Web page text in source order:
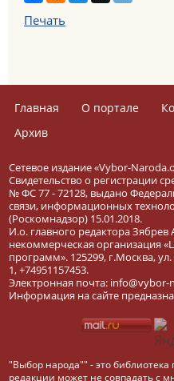
Печать
Главная О портале
Архив
Сетевое издание «Vybor-
Свидетельство о регистрации
№ ФС 77 - 72128, выдано
связи, информационных
(Роскомнадзор) 15.01.2018.
И.о. главного редактора
некоммерческая организация
программ». 125299, г.Москва,
1, +74951157453.
Электронная почта: info@vybor-
Информация на сайте
"Выбор народа"" - это
редакции может не совпадать с